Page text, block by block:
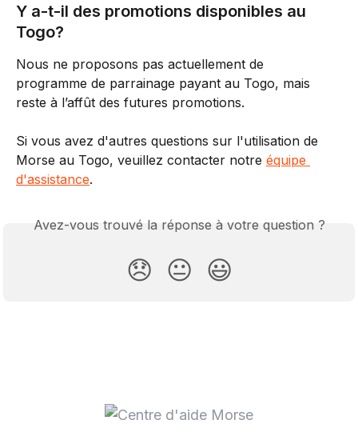
Y a-t-il des promotions disponibles au
Togo?
Nous ne proposons pas actuellement de
programme de parrainage payant au Togo, mais
reste à l’affût des futures promotions.
Si vous avez d'autres questions sur l'utilisation de
Morse au Togo, veuillez contacter notre équipe
d'assistance.
Avez-vous trouvé la réponse à votre question ?
😞 😐 😃